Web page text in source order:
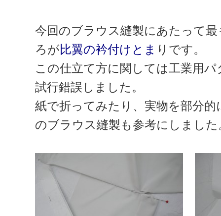
今回のブラウス縫製にあたって
ろが比翼の衿付けとま りです。
この仕立て方に関しては工業用
試行錯誤しました。
紙で折ってみたり、実物を部分
のブラウス縫製も参考にしました